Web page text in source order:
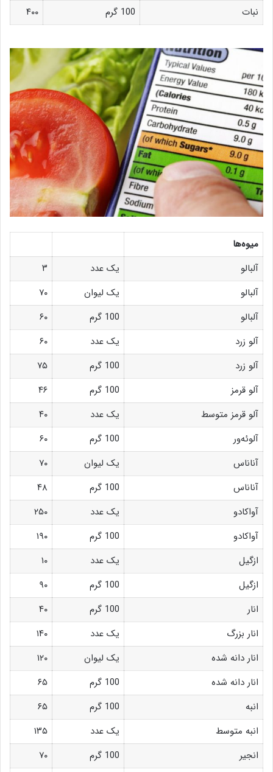
نبات
100 گرم ۴۰۰
میوه‌ها
آلبالو
یک عدد
۳
آلبالو
یک لیوان
۷۰
آلبالو
100 گرم
۶۰
آلو زرد
یک عدد
۶۰
آلو زرد
100 گرم
۷۵
آلو قرمز
100 گرم
۴۶
آلو قرمز متوسط
یک عدد
۴۰
آلوئه‌ور
100 گرم
۶۰
آناناس
یک لیوان
۷۰
آناناس
100 گرم
۴۸
آواکادو
یک عدد
۲۵۰
آواکادو
100 گرم
۱۹۰
ازگیل
یک عدد
۱۰
ازگیل
100 گرم
۹۰
انار
100 گرم
۴۰
انار بزرگ
یک عدد
۱۴۰
انار دانه شده
یک لیوان
۱۲۰
انار دانه شده
100 گرم
۶۵
انبه
100 گرم
۶۵
انبه متوسط
یک عدد
۱۳۵
انجیر
100 گرم ۷۰